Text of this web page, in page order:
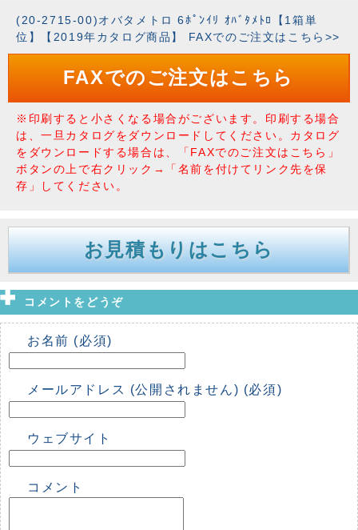
(20-2715-00)オバタメトロ 6ﾎﾟﾝｲﾘ ｵﾊﾞﾀﾒﾄﾛ【1箱単
位】【2019年カタログ商品】 FAXでのご注文はこちら>>
FAXでのご注文はこちら
※印刷すると小さくなる場合がございます。印刷する場合
は、一旦カタログをダウンロードしてください。カタログ
をダウンロードする場合は、「FAXでのご注文はこちら」
ボタンの上で右クリック→「名前を付けてリンク先を保
存」してください。
お見積もりはこちら
コメントをどうぞ
お名前 (必須)
メールアドレス (公開されません) (必須)
ウェブサイト
コメント